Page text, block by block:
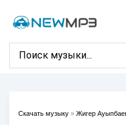
Скачать музыку » Жигер